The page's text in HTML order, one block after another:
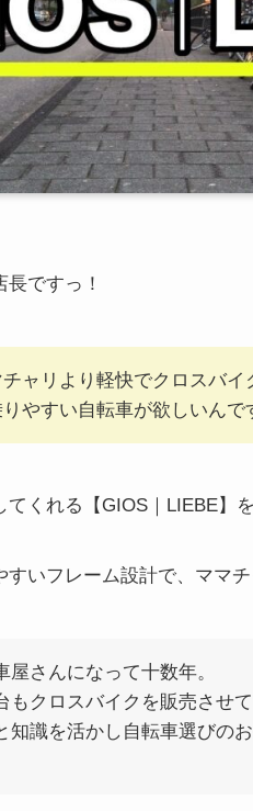
ですっ！
チャリより軽快でクロスバ
りやすい自転車が欲しいんで
くれる【GIOS｜LIEBE】
いフレーム設計で、ママチ
屋さんになって十数年。
もクロスバイクを販売させて
知識を活かし自転車選びの